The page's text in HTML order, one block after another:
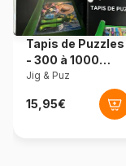
Dimensions
Tapis de Puzzles
- 300 à 1000
pièces
Jig & Puz